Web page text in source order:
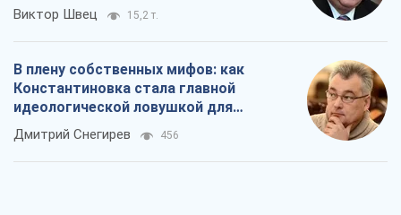
Виктор Швец 15,2 т.
В плену собственных мифов: как
Константиновка стала главной
идеологической ловушкой для
российских оккупантов
Дмитрий Снегирев 456